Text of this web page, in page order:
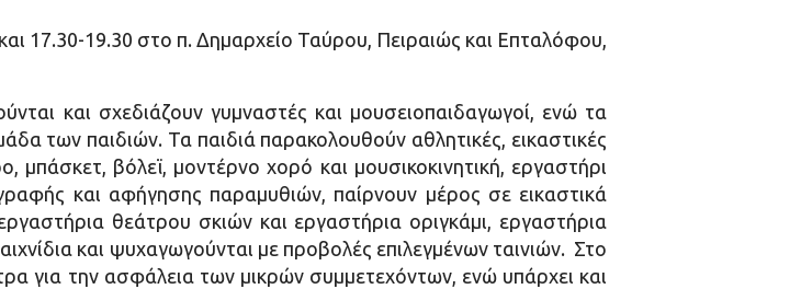
17.30-19.30 στο π. Δημαρχείο Ταύρου, Πειραιώς και Επταλόφου,
και σχεδιάζουν γυμναστές και μουσειοπαιδαγωγοί, ενώ τα
των παιδιών. Τα παιδιά παρακολουθούν αθλητικές, εικαστικές
βόλεϊ, μοντέρνο χορό και μουσικοκινητική, εργαστήρι
και αφήγησης παραμυθιών, παίρνουν μέρος σε εικαστικά
θεάτρου σκιών και εργαστήρια οριγκάμι, εργαστήρια
και ψυχαγωγούνται με προβολές επιλεγμένων ταινιών. Στο
για την ασφάλεια των μικρών συμμετεχόντων, ενώ υπάρχει και